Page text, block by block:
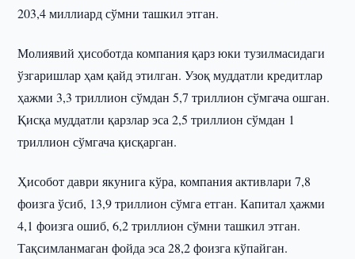
203,4 миллиард сўмни ташкил этган.
Молиявий ҳисоботда компания қарз юки тузилмасидаги
ўзгаришлар ҳам қайд этилган. Узоқ муддатли кредитлар
ҳажми 3,3 триллион сўмдан 5,7 триллион сўмгача ошган.
Қисқа муддатли қарзлар эса 2,5 триллион сўмдан 1
триллион сўмгача қисқарган.
Ҳисобот даври якунига кўра, компания активлари 7,8
фоизга ўсиб, 13,9 триллион сўмга етган. Капитал ҳажми
4,1 фоизга ошиб, 6,2 триллион сўмни ташкил этган.
Тақсимланмаган фойда эса 28,2 фоизга кўпайган.